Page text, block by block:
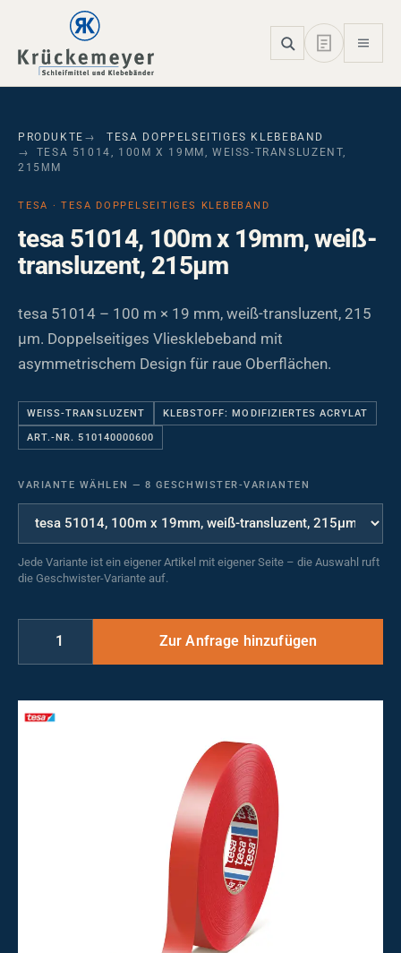
Skip to main navigation
Skip to main content
Skip to page footer
PRODUKTE
TESA DOPPELSEITIGES KLEBEBAND
TESA 51014, 100M X 19MM, WEISS-TRANSLUZENT, 2
15ΜM
TESA · TESA DOPPELSEITIGES KLEBEBAND
tesa 51014, 100m x 19mm, weiß-
transluzent, 215µm
tesa 51014 – 100 m × 19 mm, weiß-transluzent, 215
µm. Doppelseitiges Vliesklebeband mit
asymmetrischem Design für raue Oberflächen.
WEISS-TRANSLUZENT KLEBSTOFF: MODIFIZIERTES ACRYLAT
ART.-NR. 510140000600
VARIANTE WÄHLEN — 8 GESCHWISTER-VARIANTEN
Jede Variante ist ein eigener Artikel mit eigener Seite – die Auswahl ruft
die Geschwister-Variante auf.